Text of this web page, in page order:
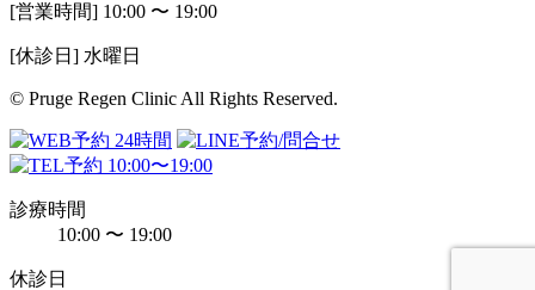
[営業時間] 10:00 〜 19:00
[休診日] 水曜日
© Pruge Regen Clinic All Rights Reserved.
診療時間
10:00 〜 19:00
休診日